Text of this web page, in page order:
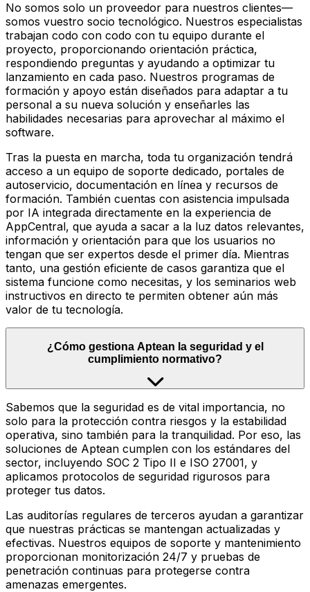
No somos solo un proveedor para nuestros clientes—
somos vuestro socio tecnológico. Nuestros especialistas
trabajan codo con codo con tu equipo durante el
proyecto, proporcionando orientación práctica,
respondiendo preguntas y ayudando a optimizar tu
lanzamiento en cada paso. Nuestros programas de
formación y apoyo están diseñados para adaptar a tu
personal a su nueva solución y enseñarles las
habilidades necesarias para aprovechar al máximo el
software.
Tras la puesta en marcha, toda tu organización tendrá
acceso a un equipo de soporte dedicado, portales de
autoservicio, documentación en línea y recursos de
formación. También cuentas con asistencia impulsada
por IA integrada directamente en la experiencia de
AppCentral, que ayuda a sacar a la luz datos relevantes,
información y orientación para que los usuarios no
tengan que ser expertos desde el primer día. Mientras
tanto, una gestión eficiente de casos garantiza que el
sistema funcione como necesitas, y los seminarios web
instructivos en directo te permiten obtener aún más
valor de tu tecnología.
¿Cómo gestiona Aptean la seguridad y el
cumplimiento normativo?
Sabemos que la seguridad es de vital importancia, no
solo para la protección contra riesgos y la estabilidad
operativa, sino también para la tranquilidad. Por eso, las
soluciones de Aptean cumplen con los estándares del
sector, incluyendo SOC 2 Tipo II e ISO 27001, y
aplicamos protocolos de seguridad rigurosos para
proteger tus datos.
Las auditorías regulares de terceros ayudan a garantizar
que nuestras prácticas se mantengan actualizadas y
efectivas. Nuestros equipos de soporte y mantenimiento
proporcionan monitorización 24/7 y pruebas de
penetración continuas para protegerse contra
amenazas emergentes.